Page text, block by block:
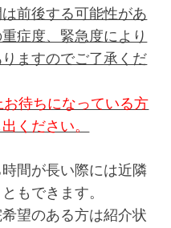
前後する可能性があ
症度、緊急度により
ますのでご了承くだ
待ちになっている方
ください。
間が長い際には近隣
もできます。
望のある方は紹介状